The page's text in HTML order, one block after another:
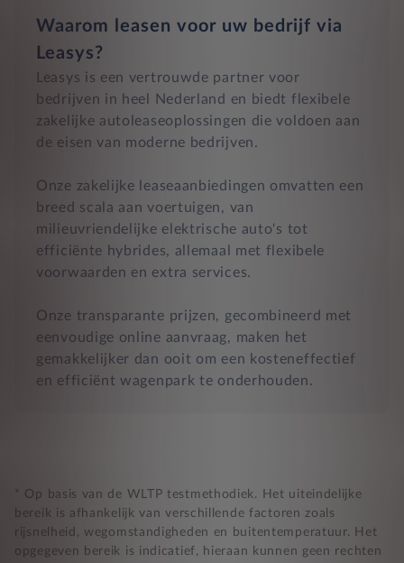
Waarom leasen voor uw bedrijf via
Leasys?
Leasys is een vertrouwde partner voor
bedrijven in heel Nederland en biedt flexibele
zakelijke autoleaseoplossingen die voldoen aan
de eisen van moderne bedrijven.
Onze zakelijke leaseaanbiedingen omvatten een
breed scala aan voertuigen, van
milieuvriendelijke elektrische auto's tot
efficiënte hybrides, allemaal met flexibele
voorwaarden en extra services.
Onze transparante prijzen, gecombineerd met
eenvoudige online aanvraag, maken het
gemakkelijker dan ooit om een kosteneffectief
en efficiënt wagenpark te onderhouden.
* Op basis van de WLTP testmethodiek. Het uiteindelijke
bereik is afhankelijk van verschillende factoren zoals
rijsnelheid, wegomstandigheden en buitentemperatuur. Het
opgegeven bereik is indicatief, hieraan kunnen geen rechten